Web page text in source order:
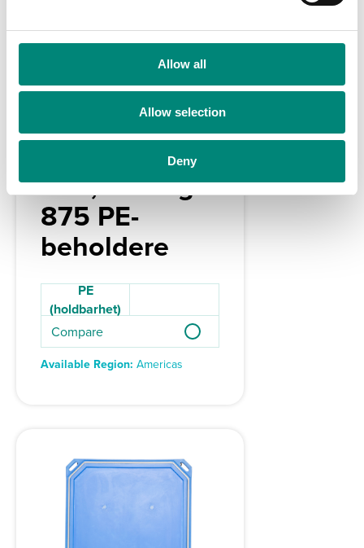
Allow all
Allow selection
Deny
PE-lokk for
630, 750 og
875 PE-
beholdere
PE
(holdbarhet)
Compare
Available Region: Americas